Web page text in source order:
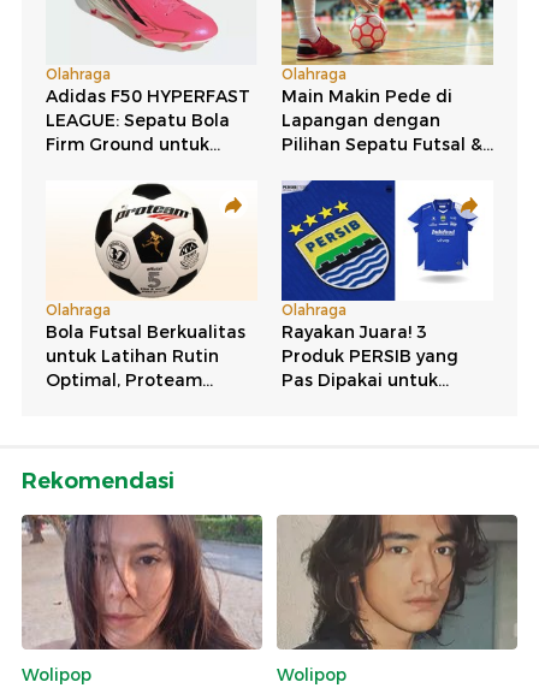
Rekomendasi
Wolipop
Wolipop